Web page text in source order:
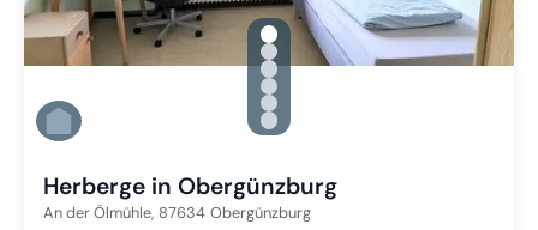
gallery.slide_selector
Zu Slide 1 wechseln
Zu Slide 2 wechseln
Zu Slide 3 wechseln
Zu Slide 4 wechseln
Zu Slide 5 wechseln
Zu Slide 6 wechseln
Herberge in Obergünzburg
An der Ölmühle, 87634 Obergünzburg